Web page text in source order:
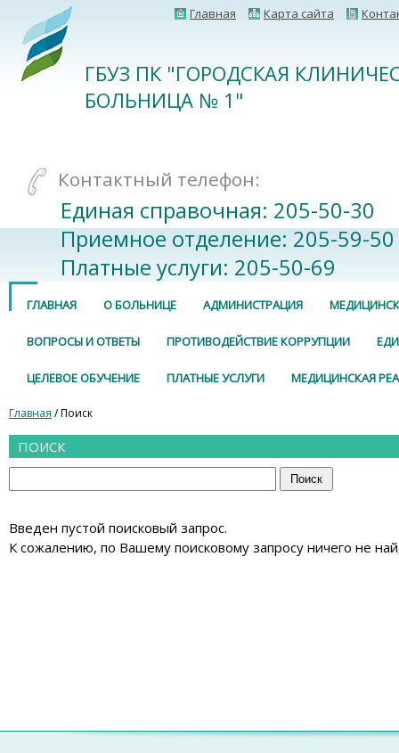
Главная Карта сайта
ГБУЗ ПК "ГОРОДСКАЯ
БОЛЬНИЦА № 1"
Контактный телефон:
Единая справочная: 205-50-30
Приемное отделение: 205-59-50
Платные услуги: 205-50-69
ГЛАВНАЯ О БОЛЬНИЦЕ АДМИНИСТРАЦИЯ
ВОПРОСЫ И ОТВЕТЫ ПРОТИВОДЕЙСТВИЕ КОРРУПЦИИ
ЦЕЛЕВОЕ ОБУЧЕНИЕ ПЛАТНЫЕ УСЛУГИ МЕДИЦИНСКАЯ
Главная / Поиск
ПОИСК
Введен пустой поисковый запрос.
К сожалению, по Вашему поисковому запросу ничего не